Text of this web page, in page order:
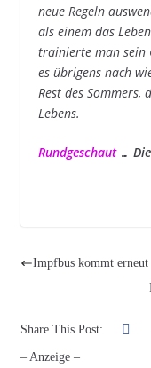
neue Regeln
als einem das
trainierte man sein
es übrigens nach
Rest des Sommers,
Lebens.
Rundgeschaut… Die
Impfbus kommt erneut
Share This Post:
– Anzeige –